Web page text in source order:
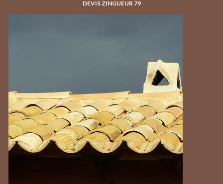
DEVIS ZINGUEUR 79